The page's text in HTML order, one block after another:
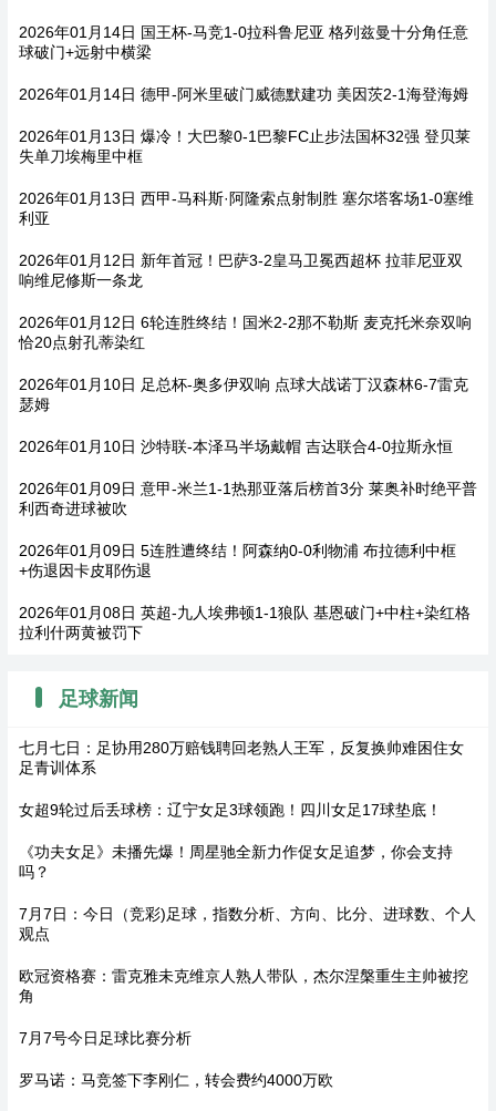
2026年01月14日 国王杯-马竞1-0拉科鲁尼亚 格列兹曼十分角任意
球破门+远射中横梁
2026年01月14日 德甲-阿米里破门威德默建功 美因茨2-1海登海姆
2026年01月13日 爆冷！大巴黎0-1巴黎FC止步法国杯32强 登贝莱
失单刀埃梅里中框
2026年01月13日 西甲-马科斯·阿隆索点射制胜 塞尔塔客场1-0塞维
利亚
2026年01月12日 新年首冠！巴萨3-2皇马卫冕西超杯 拉菲尼亚双
响维尼修斯一条龙
2026年01月12日 6轮连胜终结！国米2-2那不勒斯 麦克托米奈双响
恰20点射孔蒂染红
2026年01月10日 足总杯-奥多伊双响 点球大战诺丁汉森林6-7雷克
瑟姆
2026年01月10日 沙特联-本泽马半场戴帽 吉达联合4-0拉斯永恒
2026年01月09日 意甲-米兰1-1热那亚落后榜首3分 莱奥补时绝平普
利西奇进球被吹
2026年01月09日 5连胜遭终结！阿森纳0-0利物浦 布拉德利中框
+伤退因卡皮耶伤退
2026年01月08日 英超-九人埃弗顿1-1狼队 基恩破门+中柱+染红格
拉利什两黄被罚下
足球新闻
七月七日：足协用280万赔钱聘回老熟人王军，反复换帅难困住女
足青训体系
女超9轮过后丢球榜：辽宁女足3球领跑！四川女足17球垫底！
《功夫女足》未播先爆！周星驰全新力作促女足追梦，你会支持
吗？
7月7日：今日（竞彩)足球，指数分析、方向、比分、进球数、个人
观点
欧冠资格赛：雷克雅未克维京人熟人带队，杰尔涅槃重生主帅被挖
角
7月7号今日足球比赛分析
罗马诺：马竞签下李刚仁，转会费约4000万欧